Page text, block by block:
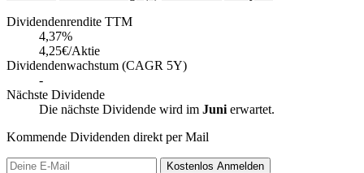
Dividendenrendite TTM
4,37%
4,25€/Aktie
Dividendenwachstum (CAGR 5Y)
-
Nächste Dividende
Die nächste Dividende wird im Juni erwartet.
Kommende Dividenden direkt per Mail
Kostenlos Anmelden